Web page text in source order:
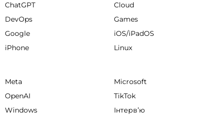
ChatGPT
Cloud
DevOps
Games
Google
iOS/iPadOS
iPhone
Linux
Meta
Microsoft
OpenAI
TikTok
Windows
Інтервʼю